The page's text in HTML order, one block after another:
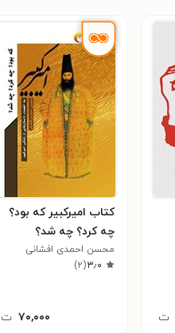
ت
کتاب امیرکبیر که بود؟
چه کرد؟ چه شد؟
محسن احمدی افشانی
۳٫۰(۲)
۷۰,۰۰۰ ت